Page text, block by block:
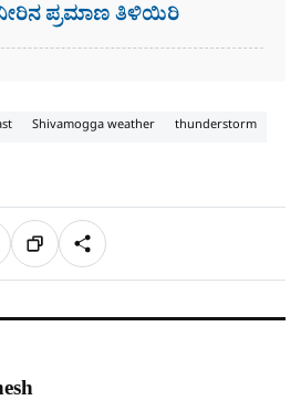
ನೀರಿನ ಪ್ರಮಾಣ ತಿಳಿಯಿರಿ
Shivamogga weather
thunderstorm
ಲಿಂ
ಕ್
S
h
a